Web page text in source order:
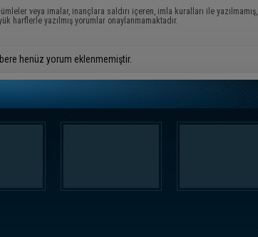
veya imalar, inançlara saldırı içeren, imla kuralları ile yazılmamış,
harflerle yazılmış yorumlar onaylanmamaktadır.
henüz yorum eklenmemiştir.